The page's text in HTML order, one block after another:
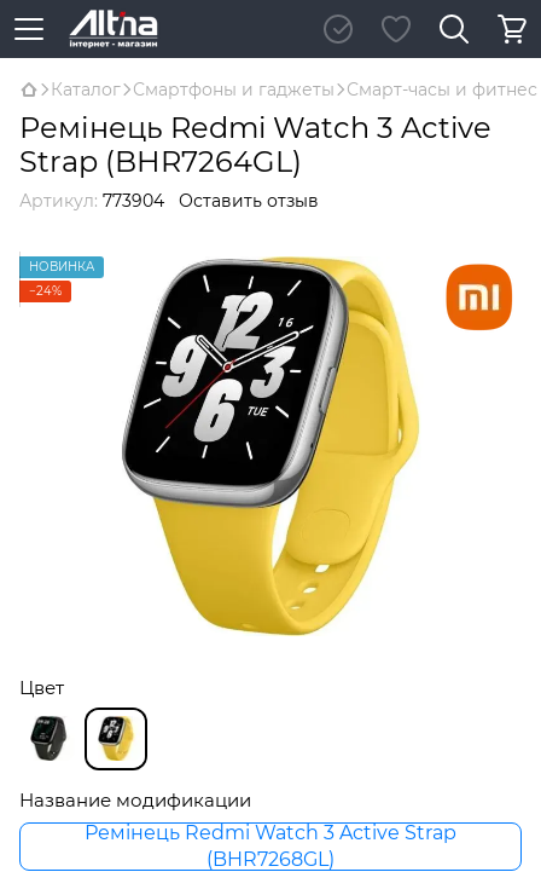
Каталог Смартфоны и гаджеты Смарт-часы и
Ремінець Redmi Watch 3 Active
Strap (BHR7264GL)
Артикул: 773904 Оставить отзыв
НОВИНКА
−24%
Цвет
Название модификации
Ремінець Redmi Watch 3 Active Strap
(BHR7268GL)